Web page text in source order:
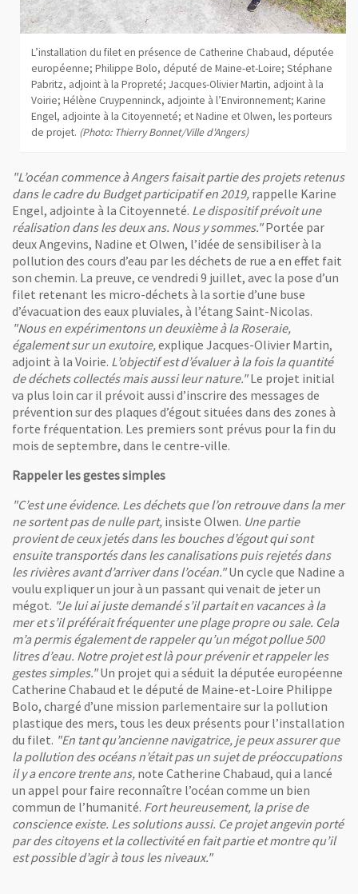
L’installation du filet en présence de Catherine Chabaud, députée
européenne; Philippe Bolo, député de Maine-et-Loire; Stéphane
Pabritz, adjoint à la Propreté; Jacques-Olivier Martin, adjoint à la
Voirie; Hélène Cruypenninck, adjointe à l’Environnement; Karine
Engel, adjointe à la Citoyenneté; et Nadine et Olwen, les porteurs
de projet. (Photo: Thierry Bonnet/Ville d'Angers)
"L’océan commence à Angers faisait partie des projets retenus
dans le cadre du Budget participatif en 2019, rappelle Karine
Engel, adjointe à la Citoyenneté. Le dispositif prévoit une
réalisation dans les deux ans. Nous y sommes."Portée par
deux Angevins, Nadine et Olwen, l’idée de sensibiliser à la
pollution des cours d’eau par les déchets de rue a en effet fait
son chemin. La preuve, ce vendredi 9 juillet, avec la pose d’un
filet retenant les micro-déchets à la sortie d’une buse
d’évacuation des eaux pluviales, à l’étang Saint-Nicolas.
"Nous en expérimentons un deuxième à la Roseraie,
également sur un exutoire, explique Jacques-Olivier Martin,
adjoint à la Voirie. L’objectif est d’évaluer à la fois la quantité
de déchets collectés mais aussi leur nature."Le projet initial
va plus loin car il prévoit aussi d’inscrire des messages de
prévention sur des plaques d’égout situées dans des zones à
forte fréquentation. Les premiers sont prévus pour la fin du
mois de septembre, dans le centre-ville.
Rappeler les gestes simples
"C’est une évidence. Les déchets que l’on retrouve dans la mer
ne sortent pas de nulle part, insiste Olwen. Une partie
provient de ceux jetés dans les bouches d’égout qui sont
ensuite transportés dans les canalisations puis rejetés dans
les rivières avant d’arriver dans l’océan."Un cycle que Nadine a
voulu expliquer un jour à un passant qui venait de jeter un
mégot. "Je lui ai juste demandé s’il partait en vacances à la
mer et s’il préférait fréquenter une plage propre ou sale. Cela
m’a permis également de rappeler qu’un mégot pollue 500
litres d’eau. Notre projet est là pour prévenir et rappeler les
gestes simples."Un projet qui a séduit la députée européenne
Catherine Chabaud et le député de Maine-et-Loire Philippe
Bolo, chargé d’une mission parlementaire sur la pollution
plastique des mers, tous les deux présents pour l’installation
du filet. "En tant qu’ancienne navigatrice, je peux assurer que
la pollution des océans n’était pas un sujet de préoccupations
il y a encore trente ans, note Catherine Chabaud, qui a lancé
un appel pour faire reconnaître l’océan comme un bien
commun de l’humanité. Fort heureusement, la prise de
conscience existe. Les solutions aussi. Ce projet angevin porté
par des citoyens et la collectivité en fait partie et montre qu’il
est possible d’agir à tous les niveaux."